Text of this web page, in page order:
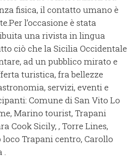
fisica, il contatto umano è
l’occasione è stata
una rivista in lingua
ciò che la Sicilia Occidentale
ad un pubblico mirato e
turistica, fra bellezze
servizi, eventi e
Comune di San Vito Lo
Marino tourist, Trapani
Cook Sicily, , Torre Lines,
Trapani centro, Carollo
.